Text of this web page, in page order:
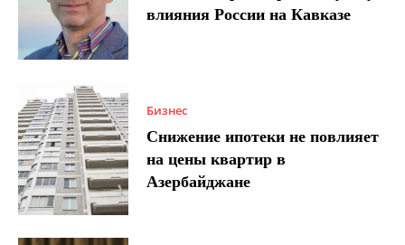
влияния России на Кавказе
Бизнес
Снижение ипотеки не повлияет
на цены квартир в
Азербайджане